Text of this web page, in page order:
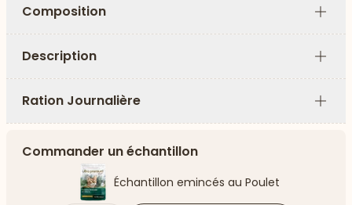
Composition
Plus
Description
Plus
Ration Journalière
Plus
Commander un échantillon
Échantillon emincés au Poulet